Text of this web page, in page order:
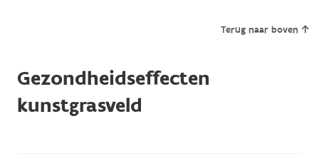
Terug naar boven
Gezondheidseffecten
kunstgrasveld